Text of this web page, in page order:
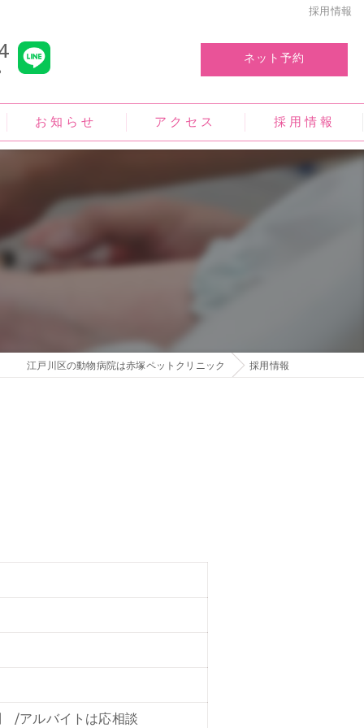
採用情報
ネット予約
お知らせ アクセス 採用情報
江戸川区の動物病院は赤塚ペットクリニック 採用情報
/アルバイトは応相談